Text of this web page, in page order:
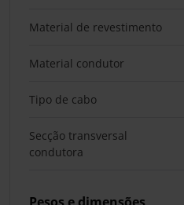
Material de revestimento
Material condutor
Tipo de cabo
Secção transversal
condutora